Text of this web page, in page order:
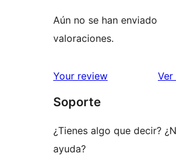
Aún no se han enviado
valoraciones.
Your review
Soporte
¿Tienes algo que decir?
ayuda?